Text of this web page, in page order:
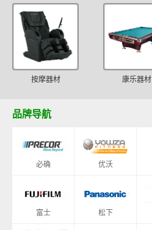
按摩器材 康乐器材
品牌导航
必确 优沃
富士 松下